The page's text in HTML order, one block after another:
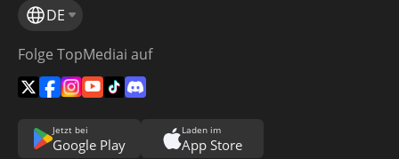
DE
Folge TopMediai auf
Jetzt bei
Google Play
Laden im
App Store